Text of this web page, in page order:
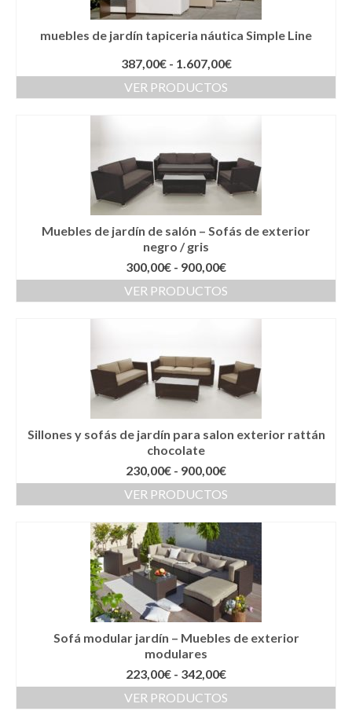
muebles de jardín tapiceria náutica Simple Line
387,00€ - 1.607,00€Rango
de
1.607,00€
VER PRODUCTOS
Muebles de jardín de salón – Sofás de exterior
negro / gris
300,00€ - 900,00€Rango
de
precios:
900,00€
VER PRODUCTOS
Sillones y sofás de jardín para salon exterior rattán
chocolate
230,00€ - 900,00€Rango
de
precios:
230,00€
hasta
900,00€
VER PRODUCTOS
Sofá modular jardín – Muebles de exterior
modulares
223,00€ - 342,00€Rango
de
precios:
VER PRODUCTOS